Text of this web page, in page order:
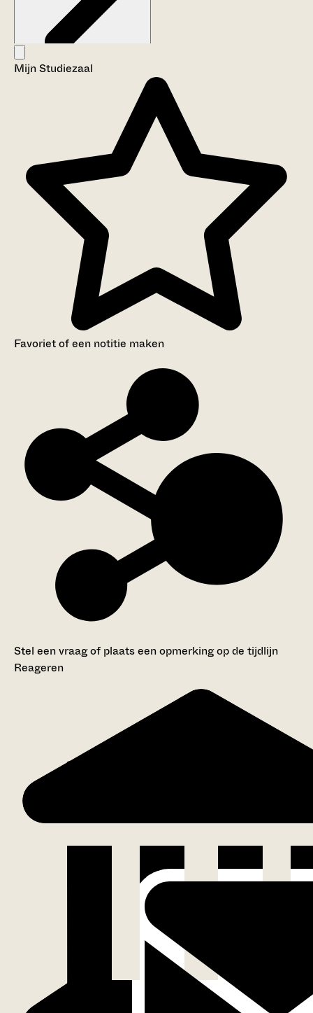
Aanwijzingen voor de gebruiker
Mijn Studiezaal
Favoriet of een notitie maken
Stel een vraag of plaats een opmerking op de tijdlijn
Reageren